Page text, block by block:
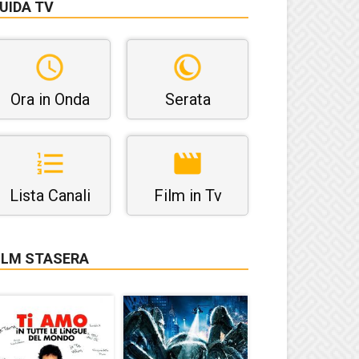
TV
Ora in Onda Serata
Lista Canali Film in Tv
STASERA